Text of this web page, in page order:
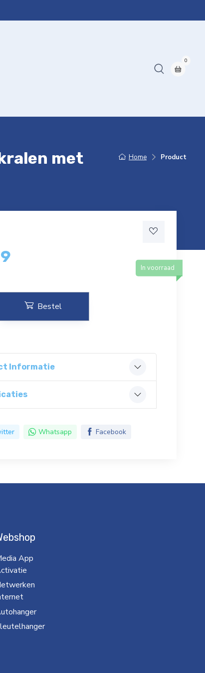
0
Home Product
met
In voorraad
Bestel
Informatie
Whatsapp Facebook
App